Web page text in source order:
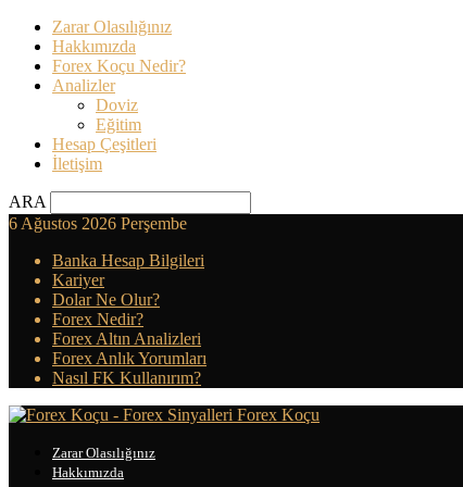
Zarar Olasılığınız
Hakkımızda
Forex Koçu Nedir?
Analizler
Doviz
Eğitim
Hesap Çeşitleri
İletişim
ARA
6 Ağustos 2026 Perşembe
Banka Hesap Bilgileri
Kariyer
Dolar Ne Olur?
Forex Nedir?
Forex Altın Analizleri
Forex Anlık Yorumları
Nasıl FK Kullanırım?
Forex Koçu
Zarar Olasılığınız
Hakkımızda